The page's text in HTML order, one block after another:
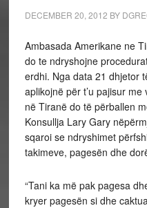
DECEMBER 20, 2012 BY
Ambasada Amerikane ne
do te ndryshojne
erdhi. Nga data 21 dhjetor
aplikojnë për t’u pajisur
në Tiranë do të përballen
Konsullja Lary Gary
sqaroi se ndryshimet
takimeve, pagesën dhe
“Tani ka më pak pagesa
kryer pagesën si dhe